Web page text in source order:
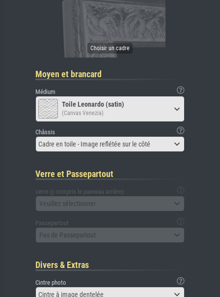
Moyen et brancard
Médium
Toile Leonardo (satin)
(Canvas Venezia)
Châssis
Cadre en toile - Image reflétée sur le côté
Verre et Passepartout
verre (y compris le panneau arrière)
Veuillez sélectionner
Passepartout
Pas de Passepartout
Divers & Extras
Cintre photo
Cintre à image dentelée